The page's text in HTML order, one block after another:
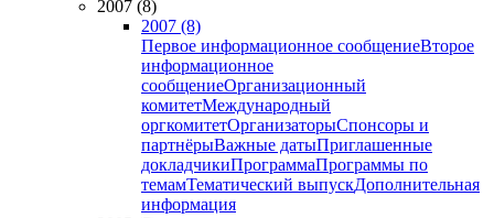
2007 (8)
2007 (8)
Первое информационное сообщениеВторое
информационное
сообщениеОрганизационный
комитетМеждународный
оргкомитетОрганизаторыСпонсоры и
партнёрыВажные датыПриглашенные
докладчикиПрограммаПрограммы по
темамТематический выпускДополнительная
информация